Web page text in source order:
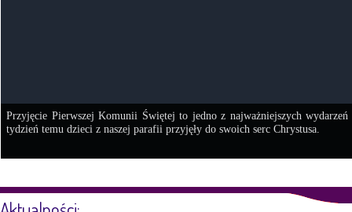
Przyjęcie Pierwszej Komunii Świętej to jedno z najważniejszych
tydzień temu dzieci z naszej parafii przyjęły do swoich serc Chrystusa.